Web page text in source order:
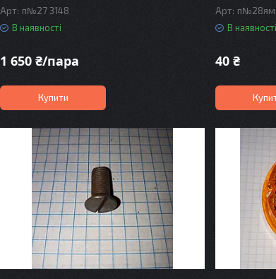
п№27 3148
В наявності
1 650 ₴/пара
Купити
п№28ям
В наявності
40 ₴